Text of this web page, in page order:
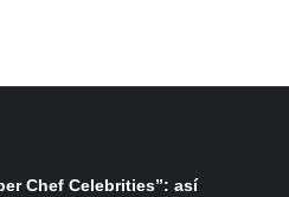
Chef Celebrities”: así